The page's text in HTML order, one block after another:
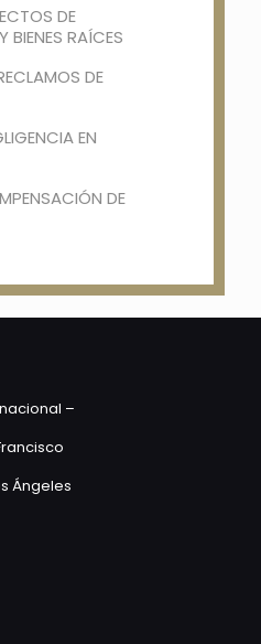
DE
RAÍCES
DE
EN
DE
–
Ángeles